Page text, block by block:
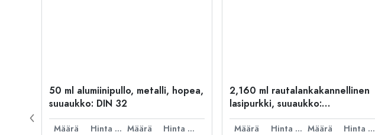
50 ml alumiinipullo, metalli, hopea,
suuaukko: DIN 32
Määrä Hinta per kpl Määrä
Hinta per kpl
2,160 ml rautalankakannellinen
lasipurkki, suuaukko:
rautalankakannellinen suljin
Määrä Hinta per kpl Määrä
Hinta per kpl